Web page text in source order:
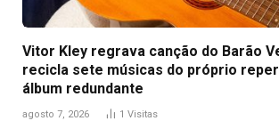
Vitor Kley regrava canção do Barão
recicla sete músicas do próprio
álbum redundante
agosto 7, 2026 1 Visitas